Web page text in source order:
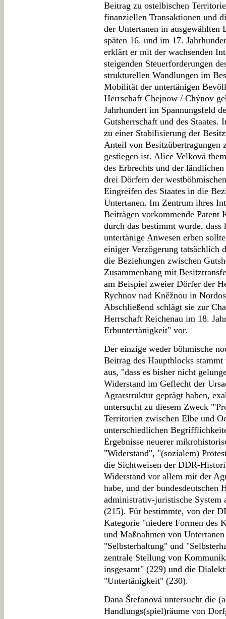
Beitrag zu ostelbischen
finanziellen Transaktionen und
der Untertanen in ausgewählten
späten 16. und im 17.
erklärt er mit der wachsenden
steigenden Steuerforderungen
strukturellen Wandlungen im
Mobilität der untertänigen
Herrschaft Chejnow / Chýnov
Jahrhundert im Spannungsfeld
Gutsherrschaft und des Staates.
zu einer Stabilisierung der
Anteil von Besitzübertragungen
gestiegen ist. Alice Velková
des Erbrechts und der
drei Dörfern der
Eingreifen des Staates in die
Untertanen. Im Zentrum ihres
Beiträgen vorkommende
durch das bestimmt wurde,
untertänige Anwesen erben
einiger Verzögerung tatsächlich
die Beziehungen zwischen
Zusammenhang mit
am Beispiel zweier Dörfer der
Rychnov nad Kněžnou in
Abschließend schlägt sie zur
Herrschaft Reichenau im 18.
Erbuntertänigkeit" vor.
Der einzige weder böhmische
Beitrag des Hauptblocks
aus, "dass es bisher nicht
Widerstand im Geflecht der
Agrarstruktur geprägt haben,
untersucht zu diesem Zweck
Territorien zwischen Elbe und
unterschiedlichen
Ergebnisse neuerer
"Widerstand", "(sozialem)
die Sichtweisen der DDR-
Widerstand vor allem mit der
habe, und der bundesdeutschen
administrativ-juristische System
(215). Für bestimmte, von der
Kategorie "niedere Formen des
und Maßnahmen von
"Selbsterhaltung" und
zentrale Stellung von
insgesamt" (229) und die
"Untertänigkeit" (230).
Dana Štefanová untersucht die
Handlungs(spiel)räume von